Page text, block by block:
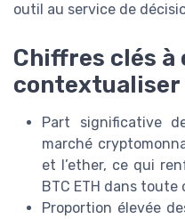
outil au service de
Chiffres clés
contextualiser
Part significative
marché
et l’ether, ce qui
BTC ETH dans toute
Proportion élevée